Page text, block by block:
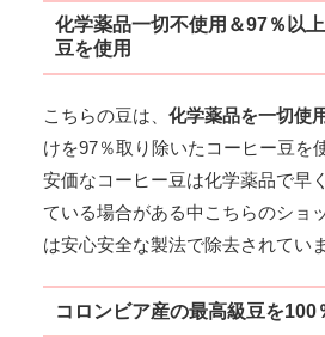
化学薬品一切不使用＆97％以
豆を使用
こちらの豆は、 化学薬品を一切使
けを97％取り除いたコーヒー豆を
安価なコーヒー豆は化学薬品で早
ている場合がある中こちらのショ
は安心安全な製法で除去されていま
コロンビア産の最高級豆を100